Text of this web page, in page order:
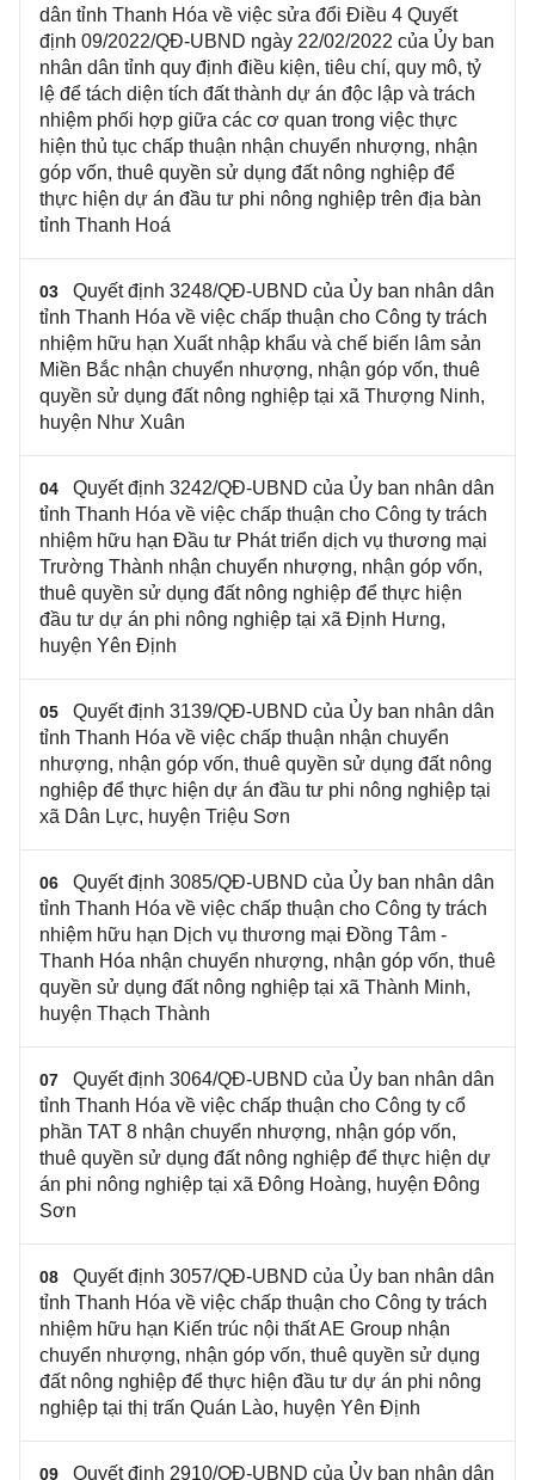
dân tỉnh Thanh Hóa về việc sửa đổi Điều 4 Quyết
định 09/2022/QĐ-UBND ngày 22/02/2022 của Ủy ban
nhân dân tỉnh quy định điều kiện, tiêu chí, quy mô, tỷ
lệ để tách diện tích đất thành dự án độc lập và trách
nhiệm phối hợp giữa các cơ quan trong việc thực
hiện thủ tục chấp thuận nhận chuyển nhượng, nhận
góp vốn, thuê quyền sử dụng đất nông nghiệp để
thực hiện dự án đầu tư phi nông nghiệp trên địa bàn
tỉnh Thanh Hoá
03
Quyết định 3248/QĐ-UBND của Ủy ban nhân dân
tỉnh Thanh Hóa về việc chấp thuận cho Công ty trách
nhiệm hữu hạn Xuất nhập khẩu và chế biến lâm sản
Miền Bắc nhận chuyển nhượng, nhận góp vốn, thuê
quyền sử dụng đất nông nghiệp tại xã Thượng Ninh,
huyện Như Xuân
04
Quyết định 3242/QĐ-UBND của Ủy ban nhân dân
tỉnh Thanh Hóa về việc chấp thuận cho Công ty trách
nhiệm hữu hạn Đầu tư Phát triển dịch vụ thương mại
Trường Thành nhận chuyển nhượng, nhận góp vốn,
thuê quyền sử dụng đất nông nghiệp để thực hiện
đầu tư dự án phi nông nghiệp tại xã Định Hưng,
huyện Yên Định
05
Quyết định 3139/QĐ-UBND của Ủy ban nhân dân
tỉnh Thanh Hóa về việc chấp thuận nhận chuyển
nhượng, nhận góp vốn, thuê quyền sử dụng đất nông
nghiệp để thực hiện dự án đầu tư phi nông nghiệp tại
xã Dân Lực, huyện Triệu Sơn
06
Quyết định 3085/QĐ-UBND của Ủy ban nhân dân
tỉnh Thanh Hóa về việc chấp thuận cho Công ty trách
nhiệm hữu hạn Dịch vụ thương mại Đồng Tâm -
Thanh Hóa nhận chuyển nhượng, nhận góp vốn, thuê
quyền sử dụng đất nông nghiệp tại xã Thành Minh,
huyện Thạch Thành
07
Quyết định 3064/QĐ-UBND của Ủy ban nhân dân
tỉnh Thanh Hóa về việc chấp thuận cho Công ty cổ
phần TAT 8 nhận chuyển nhượng, nhận góp vốn,
thuê quyền sử dụng đất nông nghiệp để thực hiện dự
án phi nông nghiệp tại xã Đông Hoàng, huyện Đông
Sơn
08
Quyết định 3057/QĐ-UBND của Ủy ban nhân dân
tỉnh Thanh Hóa về việc chấp thuận cho Công ty trách
nhiệm hữu hạn Kiến trúc nội thất AE Group nhận
chuyển nhượng, nhận góp vốn, thuê quyền sử dụng
đất nông nghiệp để thực hiện đầu tư dự án phi nông
nghiệp tại thị trấn Quán Lào, huyện Yên Định
09 Quyết định 2910/QĐ-UBND của Ủy ban nhân dân